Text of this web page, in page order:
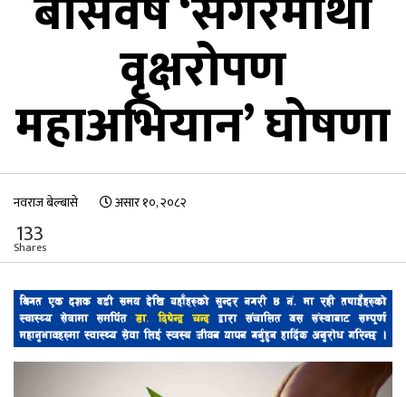
वृक्षरोपण
महाअभियान’ घोषणा
नवराज बेल्बासे असार १०, २०८२
133
Shares